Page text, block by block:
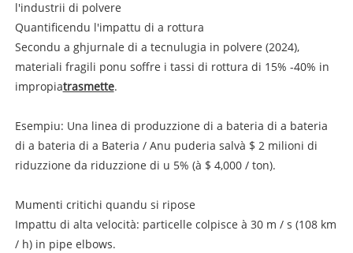
l'industrii di polvere
Quantificendu l'impattu di a rottura
Secondu a ghjurnale di a tecnulugia in polvere (2024),
materiali fragili ponu soffre i tassi di rottura di 15% -40% in
impropiatrasmette.
Esempiu: Una linea di produzzione di a bateria di a bateria
di a bateria di a Bateria / Anu puderia salvà $ 2 milioni di
riduzzione da riduzzione di u 5% (à $ 4,000 / ton).
Mumenti critichi quandu si ripose
Impattu di alta velocità: particelle colpisce à 30 m / s (108 km
/ h) in pipe elbows.